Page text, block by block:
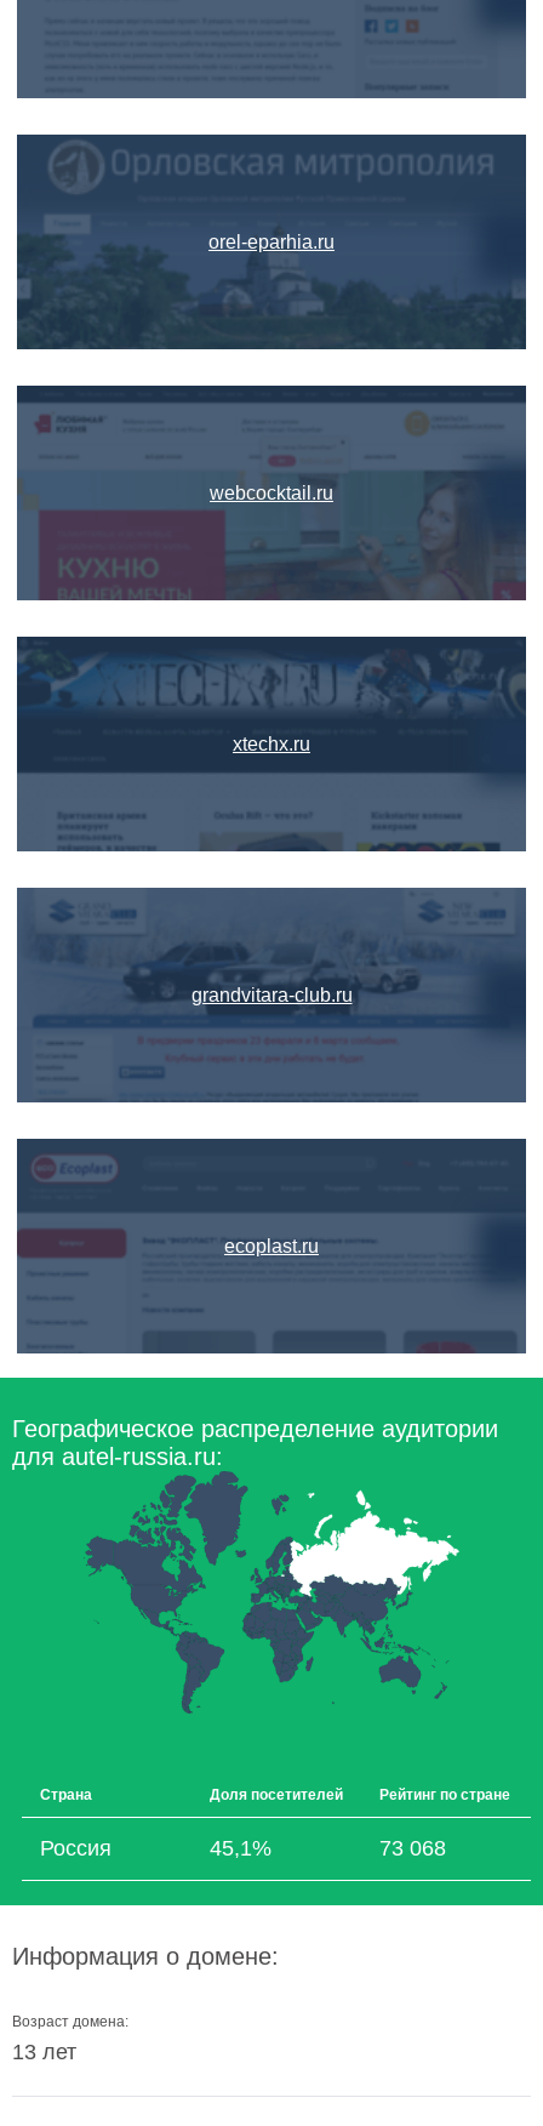
orel-eparhia.ru
webcocktail.ru
xtechx.ru
grandvitara-club.ru
ecoplast.ru
Географическое распределение аудитории
для autel-russia.ru:
Страна Доля посетителей Рейтинг по стране
Россия 45,1% 73 068
Информация о домене:
Возраст домена:
13 лет